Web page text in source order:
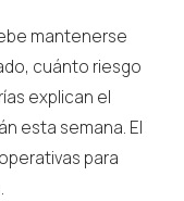
mantenerse
cuánto riesgo
explican el
esta semana. El
para